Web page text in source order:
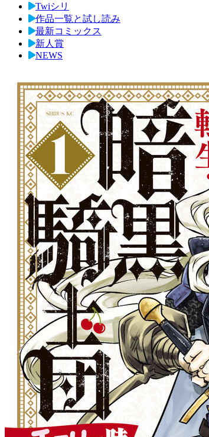
Twiシリ
作品一覧と試し読み
最新コミックス
新人賞
NEWS